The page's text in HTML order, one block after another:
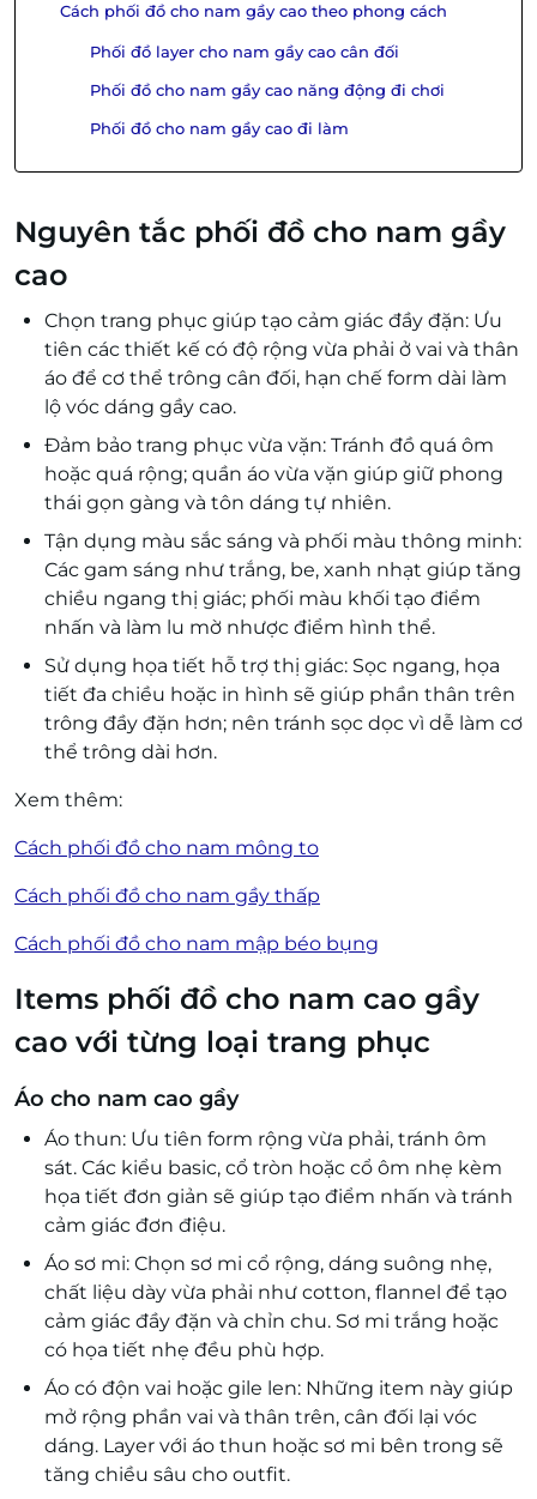
Cách phối đồ cho nam gầy cao theo phong cách
Phối đồ layer cho nam gầy cao cân đối
Phối đồ cho nam gầy cao năng động đi chơi
Phối đồ cho nam gầy cao đi làm
Nguyên tắc phối đồ cho nam gầy
cao
Chọn trang phục giúp tạo cảm giác đầy đặn: Ưu
tiên các thiết kế có độ rộng vừa phải ở vai và thân
áo để cơ thể trông cân đối, hạn chế form dài làm
lộ vóc dáng gầy cao.
Đảm bảo trang phục vừa vặn: Tránh đồ quá ôm
hoặc quá rộng; quần áo vừa vặn giúp giữ phong
thái gọn gàng và tôn dáng tự nhiên.
Tận dụng màu sắc sáng và phối màu thông minh:
Các gam sáng như trắng, be, xanh nhạt giúp tăng
chiều ngang thị giác; phối màu khối tạo điểm
nhấn và làm lu mờ nhược điểm hình thể.
Sử dụng họa tiết hỗ trợ thị giác: Sọc ngang, họa
tiết đa chiều hoặc in hình sẽ giúp phần thân trên
trông đầy đặn hơn; nên tránh sọc dọc vì dễ làm cơ
thể trông dài hơn.
Xem thêm:
Cách phối đồ cho nam mông to
Cách phối đồ cho nam gầy thấp
Cách phối đồ cho nam mập béo bụng
Items phối đồ cho nam cao gầy
cao với từng loại trang phục
Áo cho nam cao gầy
Áo thun: Ưu tiên form rộng vừa phải, tránh ôm
sát. Các kiểu basic, cổ tròn hoặc cổ ôm nhẹ kèm
họa tiết đơn giản sẽ giúp tạo điểm nhấn và tránh
cảm giác đơn điệu.
Áo sơ mi: Chọn sơ mi cổ rộng, dáng suông nhẹ,
chất liệu dày vừa phải như cotton, flannel để tạo
cảm giác đầy đặn và chỉn chu. Sơ mi trắng hoặc
có họa tiết nhẹ đều phù hợp.
Áo có độn vai hoặc gile len: Những item này giúp
mở rộng phần vai và thân trên, cân đối lại vóc
dáng. Layer với áo thun hoặc sơ mi bên trong sẽ
tăng chiều sâu cho outfit.